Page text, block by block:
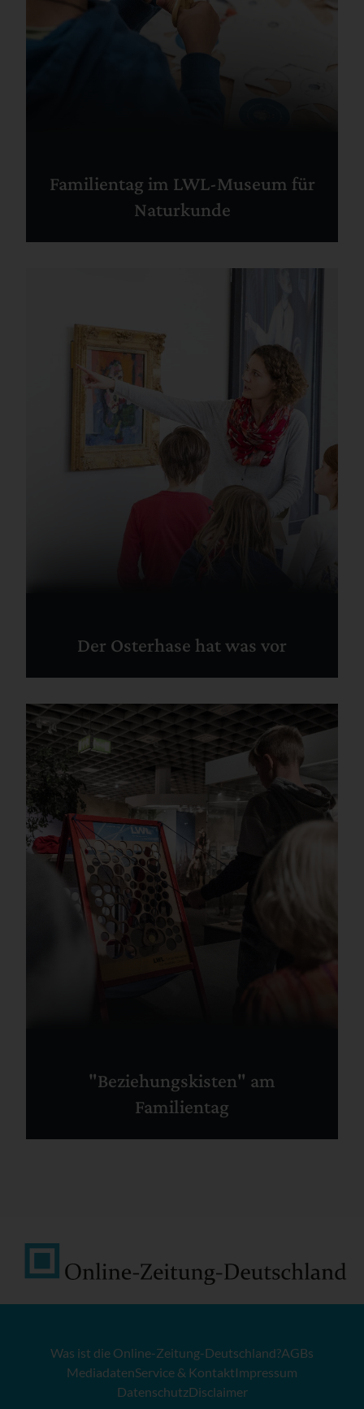
Familientag im LWL-Museum für
Naturkunde
Der Osterhase hat was vor
"Beziehungskisten" am
Familientag
Was ist die Online-Zeitung-Deutschland?AGBs
MediadatenService & KontaktImpressum
DatenschutzDisclaimer